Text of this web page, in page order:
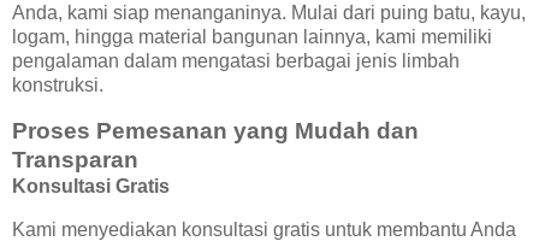
Anda, kami siap menanganinya. Mulai dari puing batu, kayu,
logam, hingga material bangunan lainnya, kami memiliki
pengalaman dalam mengatasi berbagai jenis limbah
konstruksi.
Proses Pemesanan yang Mudah dan
Transparan
Konsultasi Gratis
Kami menyediakan konsultasi gratis untuk membantu Anda